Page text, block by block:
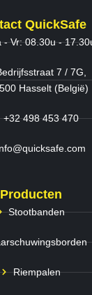
QuickSafe
- Vr: 08.30u -
7 / 7G,
Hasselt (België)
+32 498 453 470
Producten
Stootbanden
Riempalen